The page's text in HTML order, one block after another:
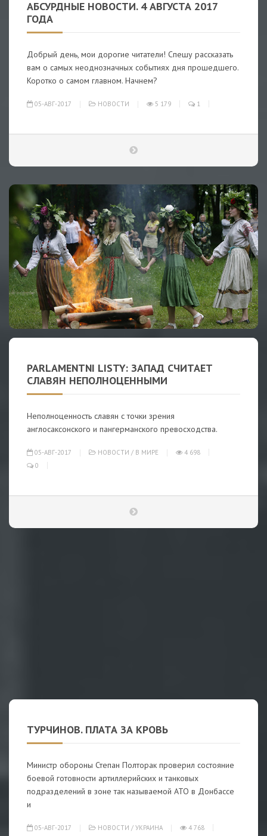
АБСУРДНЫЕ НОВОСТИ. 4 АВГУСТА 2017
ГОДА
Добрый день, мои дорогие читатели! Спешу рассказать
вам о самых неоднозначных событиях дня прошедшего.
Коротко о самом главном. Начнем?
05-АВГ-2017 НОВОСТИ 5 179 1
PARLAMENTNI LISTY: ЗАПАД СЧИТАЕТ
СЛАВЯН НЕПОЛНОЦЕННЫМИ
Неполноценность славян с точки зрения
англосаксонского и пангерманского превосходства.
05-АВГ-2017 НОВОСТИ / В МИРЕ
4 698
0
ТУРЧИНОВ. ПЛАТА ЗА КРОВЬ
Министр обороны Степан Полторак проверил состояние
боевой готовности артиллерийских и танковых
подразделений в зоне так называемой АТО в Донбассе
и
05-АВГ-2017 НОВОСТИ / УКРАИНА
4 768